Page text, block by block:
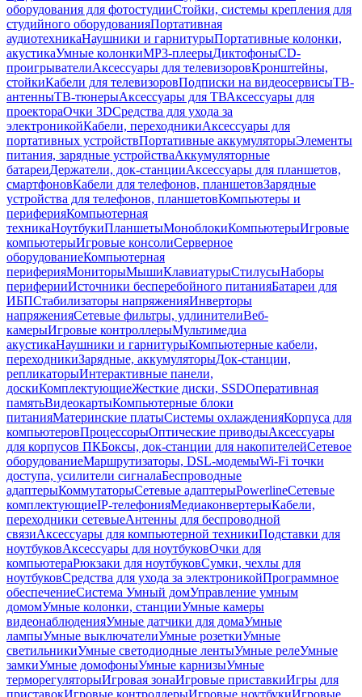
оборудования для фотостудииСтойки, системы крепления для
студийного оборудованияПортативная
аудиотехникаНаушники и гарнитурыПортативные колонки,
акустикаУмные колонкиMP3-плеерыДиктофоныCD-
проигрывателиАксессуары для телевизоровКронштейны,
стойкиКабели для телевизоровПодписки на видеосервисыТВ-
антенныТВ-тюнерыАксессуары для ТВАксессуары для
проектораОчки 3DСредства для ухода за
электроникойКабели, переходникиАксессуары для
портативных устройствПортативные аккумуляторыЭлементы
питания, зарядные устройстваАккумуляторные
батареиДержатели, док-станцииАксессуары для планшетов,
смартфоновКабели для телефонов, планшетовЗарядные
устройства для телефонов, планшетовКомпьютеры и
периферияКомпьютерная
техникаНоутбукиПланшетыМоноблокиКомпьютерыИгровые
компьютерыИгровые консолиСерверное
оборудованиеКомпьютерная
периферияМониторыМышиКлавиатурыСтилусыНаборы
периферииИсточники бесперебойного питанияБатареи для
ИБПСтабилизаторы напряженияИнверторы
напряженияСетевые фильтры, удлинителиВеб-
камерыИгровые контроллерыМультимедиа
акустикаНаушники и гарнитурыКомпьютерные кабели,
переходникиЗарядные, аккумуляторыДок-станции,
репликаторыИнтерактивные панели,
доскиКомплектующиеЖесткие диски, SSDОперативная
памятьВидеокартыКомпьютерные блоки
питанияМатеринские платыСистемы охлажденияКорпуса для
компьютеровПроцессорыОптические приводыАксессуары
для корпусов ПКБоксы, док-станции для накопителейСетевое
оборудованиеМаршрутизаторы, DSL-модемыWi-Fi точки
доступа, усилители сигналаБеспроводные
адаптерыКоммутаторыСетевые адаптерыPowerlineСетевые
комплектующиеIP-телефонияМедиаконвертерыКабели,
переходники сетевыеАнтенны для беспроводной
связиАксессуары для компьютерной техникиПодставки для
ноутбуковАксессуары для ноутбуковОчки для
компьютераРюкзаки для ноутбуковСумки, чехлы для
ноутбуковСредства для ухода за электроникойПрограммное
обеспечениеСистема Умный домУправление умным
домомУмные колонки, станцииУмные камеры
видеонаблюденияУмные датчики для домаУмные
лампыУмные выключателиУмные розеткиУмные
светильникиУмные светодиодные лентыУмные релеУмные
замкиУмные домофоныУмные карнизыУмные
терморегуляторыИгровая зонаИгровые приставкиИгры для
приставокИгровые контроллерыИгровые ноутбукиИгровые